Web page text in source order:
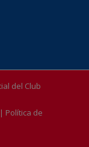
del Club
| Política de